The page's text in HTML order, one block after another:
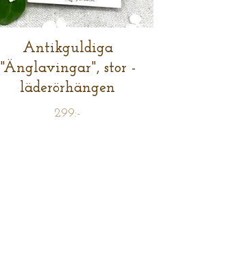
Antikguldiga
"Änglavingar", stor -
läderörhängen
299:-